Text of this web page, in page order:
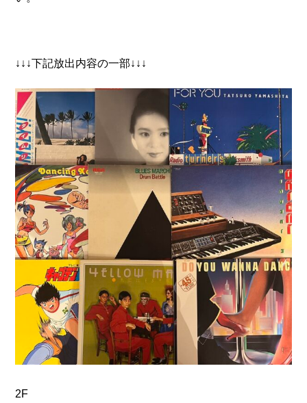
↓↓↓下記放出内容の一部↓↓↓
2F